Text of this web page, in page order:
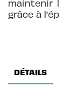
maintenir
grâce à
DÉTAILS